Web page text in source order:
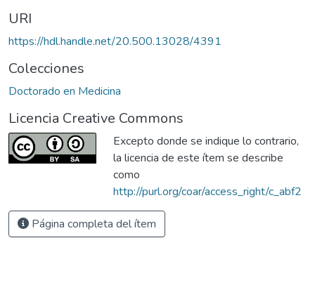
URI
https://hdl.handle.net/20.500.13028/4391
Colecciones
Doctorado en Medicina
Licencia Creative Commons
Excepto donde se indique lo contrario,
la licencia de este ítem se describe
como
http://purl.org/coar/access_right/c_abf2
Página completa del ítem